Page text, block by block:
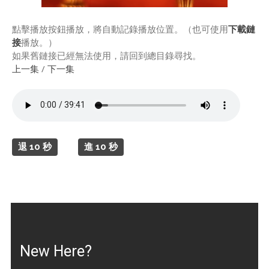
點擊播放按鈕播放，將自動記錄播放位置。（也可使用下載鏈
接播放。）
如果舊鏈接已經無法使用，請回到總目錄尋找。
上一集 / 下一集
退 10 秒 進 10 秒
New Here?